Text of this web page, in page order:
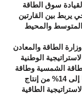
سوق الطاقة
يربط بين القارتين
المتوسط والمحيط
الطاقة والمعادن
الوطنية
الشمسية وطاقة
الرياح والطاقة المائية، على أن يصل كل منها إلى 14% من إنتاج
لهذه الاستراتيجية الطاقية